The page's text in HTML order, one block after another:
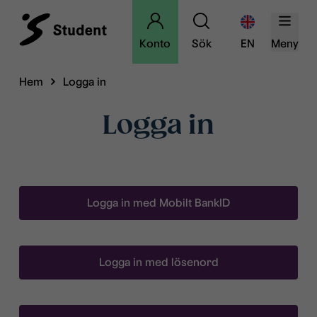
Konto Sök EN Meny
Hem Logga in
Logga in
Logga in med Mobilt BankID
Logga in med lösenord